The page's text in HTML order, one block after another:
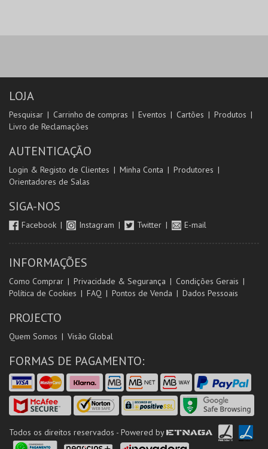
LOJA
Pesquisar Carrinho de compras Eventos Cartões
Produtos
Livro de Reclamações
AUTENTICAÇÃO
Login & Registo de Clientes Minha Conta
Produtores
Orientadores de Salas
SIGA-NOS
Facebook Instagram Twitter E-mail
INFORMAÇÕES
Como Comprar Privacidade & Segurança
Condições Gerais
Política de Cookies
FAQ Pontos de Venda Dados Pessoais
PROJECTO
Quem Somos Visão Global
FORMAS DE PAGAMENTO:
Todos os direitos reservados - Powered by ETNAGA